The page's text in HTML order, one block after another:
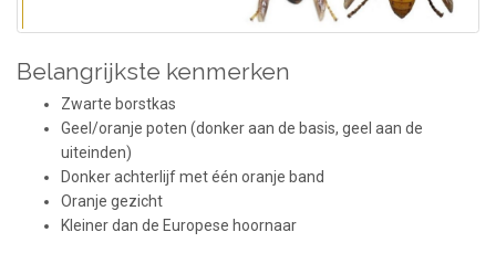
Belangrijkste kenmerken
Zwarte borstkas
Geel/oranje poten (donker aan de basis, geel aan de
uiteinden)
Donker achterlijf met één oranje band
Oranje gezicht
Kleiner dan de Europese hoornaar